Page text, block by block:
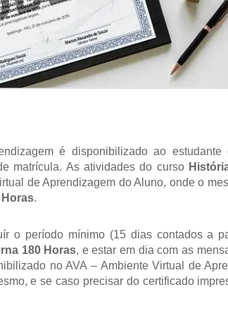
é disponibilizado ao estudante
matrícula. As atividades do curso
de Aprendizagem do Aluno, onde o
Horas.
o período mínimo (15 dias contados a
180 Horas, e estar em dia com as
no AVA – Ambiente Virtual de
e se caso precisar do certificado